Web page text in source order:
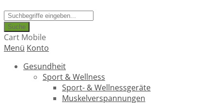
Suche
Cart Mobile
Menü Konto
Gesundheit
Sport & Wellness
Sport- & Wellnessgeräte
Muskelverspannungen